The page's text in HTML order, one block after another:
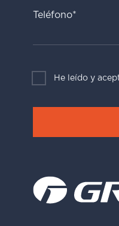
Teléfono*
He leído y